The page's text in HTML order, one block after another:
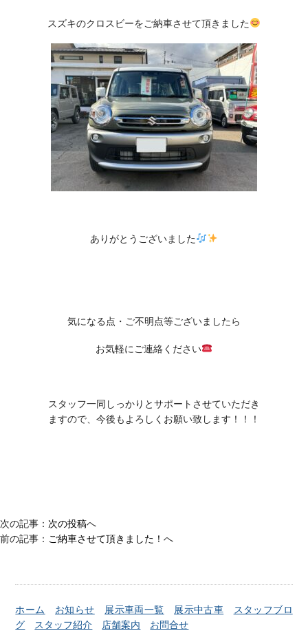
スズキのクロスビーをご納車させて頂きました
ありがとうございました
気になる点・ご不明点等ございましたら
お気軽にご連絡ください
スタッフ一同しっかりとサポートさせていただき
ますので、今後もよろしくお願い致します！！！
次の記事： 次の投稿へ
前の記事： ご納車させて頂きました！ へ
ホーム お知らせ 展示車両一覧 展示中古車
スタッフブロ
グ
スタッフ紹介 店舗案内 お問合せ